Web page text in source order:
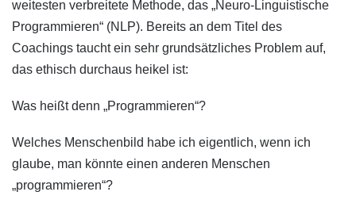
weitesten verbreitete Methode, das „Neuro-Linguistische
Programmieren“ (NLP). Bereits an dem Titel des
Coachings taucht ein sehr grundsätzliches Problem auf,
das ethisch durchaus heikel ist:
Was heißt denn „Programmieren“?
Welches Menschenbild habe ich eigentlich, wenn ich
glaube, man könnte einen anderen Menschen
„programmieren“?